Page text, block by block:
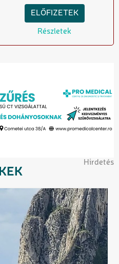
ELŐFIZETEK
Részletek
Hirdetés